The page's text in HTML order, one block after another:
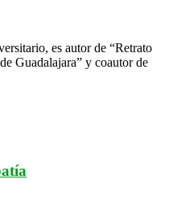
es autor de “Retrato
Guadalajara” y coautor de